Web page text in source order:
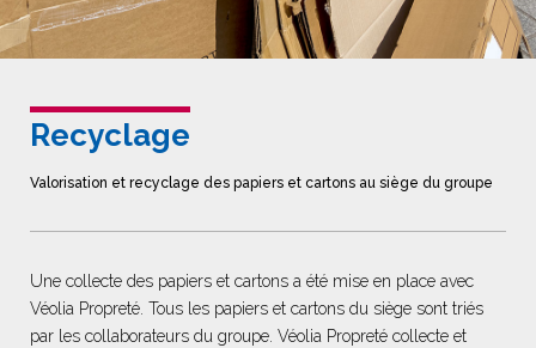
Recyclage
Valorisation et recyclage des papiers et cartons au siège du groupe
Une collecte des papiers et cartons a été mise en place avec
Véolia Propreté. Tous les papiers et cartons du siège sont triés
par les collaborateurs du groupe. Véolia Propreté collecte et